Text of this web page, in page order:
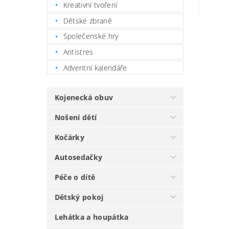
Kreativní tvoření
Dětské zbraně
Společenské hry
Antistres
Adventní kalendáře
Kojenecká obuv
Nošení dětí
Kočárky
Autosedačky
Péče o dítě
Dětský pokoj
Lehátka a houpátka